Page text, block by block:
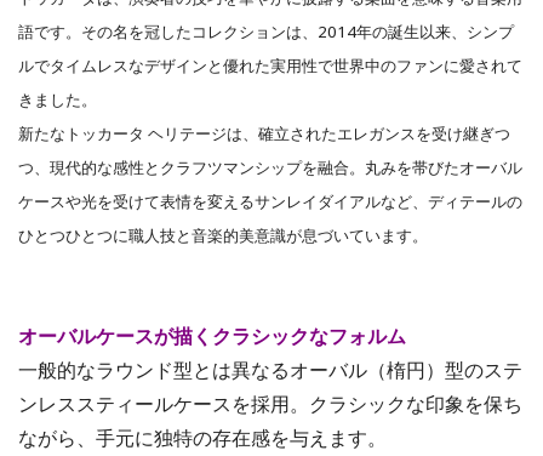
語です。その名を冠したコレクションは、2014年の誕生以来、シンプ
ルでタイムレスなデザインと優れた実用性で世界中のファンに愛されて
きました。
新たなトッカータ ヘリテージは、確立されたエレガンスを受け継ぎつ
つ、現代的な感性とクラフツマンシップを融合。丸みを帯びたオーバル
ケースや光を受けて表情を変えるサンレイダイアルなど、ディテールの
ひとつひとつに職人技と音楽的美意識が息づいています。
オーバルケースが描くクラシックなフォルム
一般的なラウンド型とは異なるオーバル（楕円）型のステ
ンレススティールケースを採用。クラシックな印象を保ち
ながら、手元に独特の存在感を与えます。